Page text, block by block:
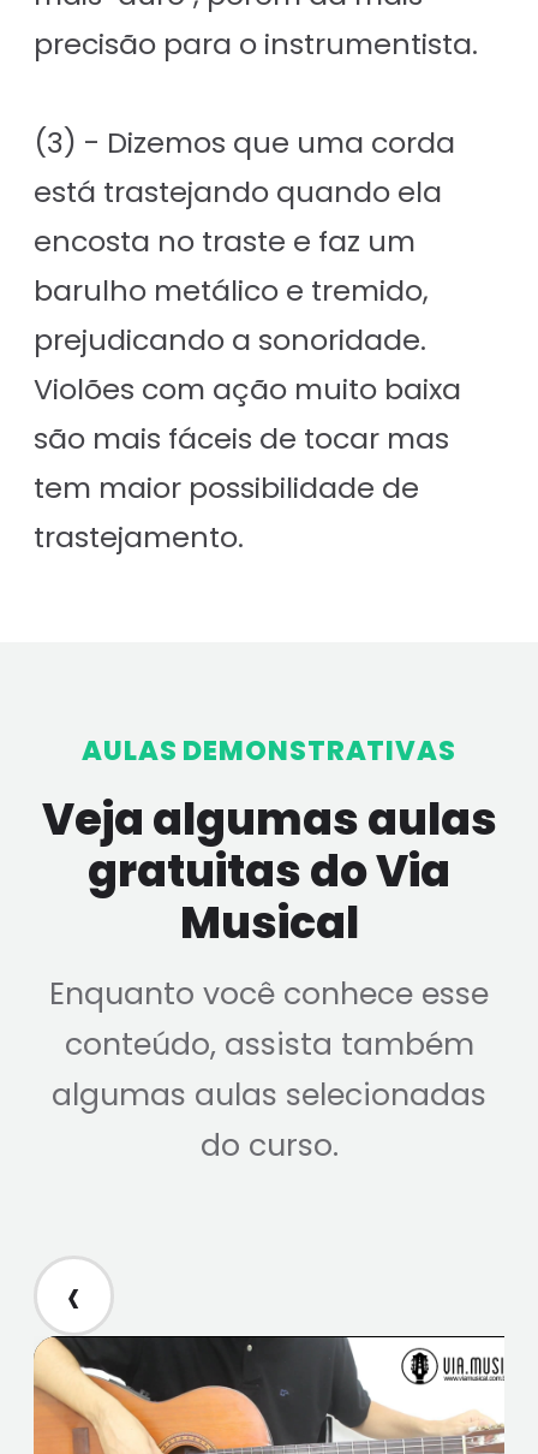
precisão para o instrumentista.
(3) - Dizemos que uma corda
está trastejando quando ela
encosta no traste e faz um
barulho metálico e tremido,
prejudicando a sonoridade.
Violões com ação muito baixa
são mais fáceis de tocar mas
tem maior possibilidade de
trastejamento.
AULAS DEMONSTRATIVAS
Veja algumas aulas
gratuitas do Via
Musical
Enquanto você conhece esse
conteúdo, assista também
algumas aulas selecionadas
do curso.
‹